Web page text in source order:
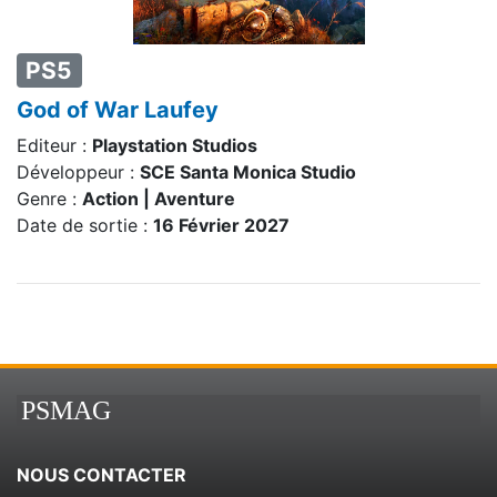
PS5
God of War Laufey
Editeur : Playstation Studios
Développeur : SCE Santa Monica Studio
Genre : Action | Aventure
Date de sortie : 16 Février 2027
PSMAG
NOUS CONTACTER